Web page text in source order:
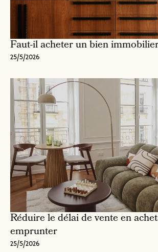
Faut-il acheter un bien
25/5/2026
Réduire le délai de vente en
emprunter
25/5/2026